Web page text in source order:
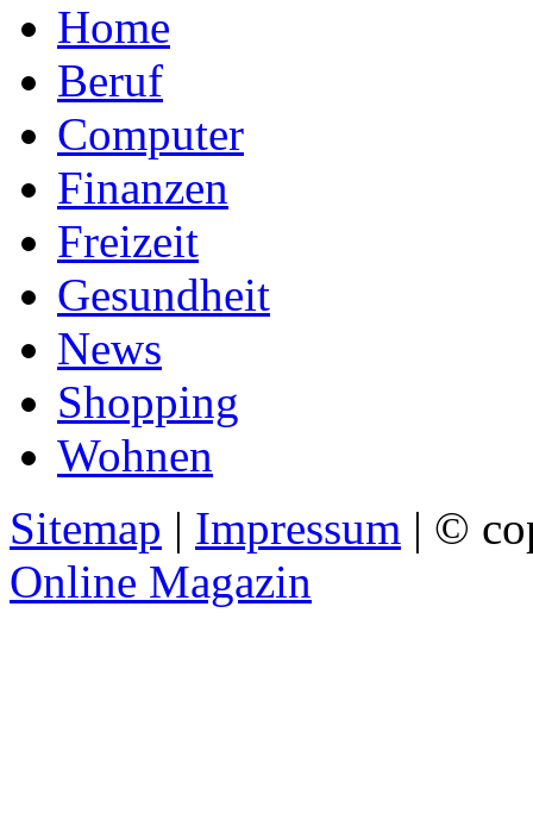
Home
Beruf
Computer
Finanzen
Freizeit
Gesundheit
News
Shopping
Wohnen
Sitemap | Impressum | ©
Online Magazin